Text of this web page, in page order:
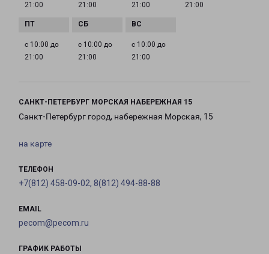
21:00
21:00
21:00
21:00
с 10:00 до
21:00
с 10:00 до
21:00
с 10:00 до
21:00
САНКТ-ПЕТЕРБУРГ МОРСКАЯ НАБЕРЕЖНАЯ 15
Санкт-Петербург город, набережная Морская, 15
на карте
ТЕЛЕФОН
+7(812) 458-09-02, 8(812) 494-88-88
EMAIL
pecom@pecom.ru
ГРАФИК РАБОТЫ